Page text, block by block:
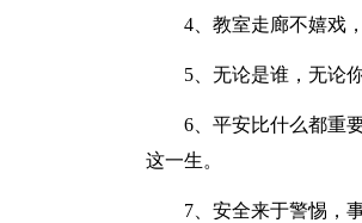
4、教室走廊不嬉戏，
5、无论是谁，无论你
6、平安比什么都重要
这一生。
7、安全来于警惕，事